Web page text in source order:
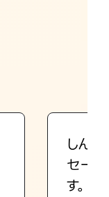
しん
セージ
す。